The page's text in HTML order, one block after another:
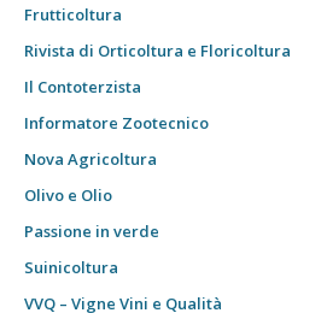
Frutticoltura
Rivista di Orticoltura e Floricoltura
Il Contoterzista
Informatore Zootecnico
Nova Agricoltura
Olivo e Olio
Passione in verde
Suinicoltura
VVQ – Vigne Vini e Qualità